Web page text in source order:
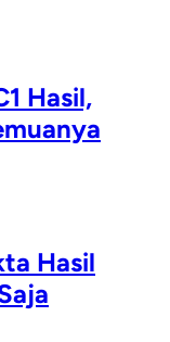
Hasil,
Hasil